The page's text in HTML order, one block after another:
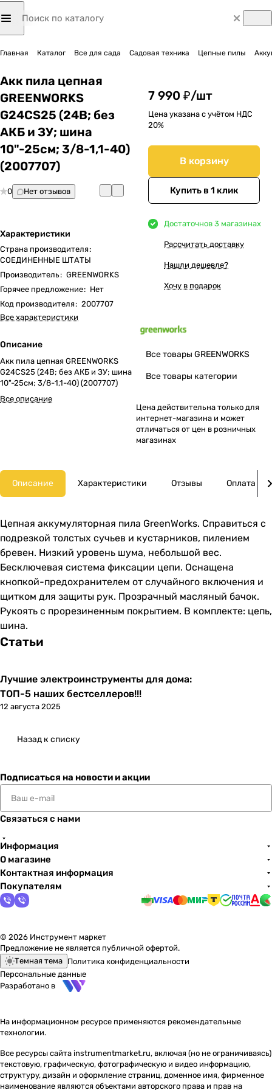
Главная Каталог Все для сада Садовая техника Цепные пилы
Акк пила цепная
GREENWORKS
G24CS25 (24В; без
АКБ и ЗУ; шина
10"-25см; 3/8-1,1-40)
(2007707)
0 Нет отзывов
Характеристики
Страна производителя:
СОЕДИНЕННЫЕ ШТАТЫ
Производитель: GREENWORKS
Горячее предложение: Нет
Код производителя: 2007707
Все характеристики
Описание
Акк пила цепная GREENWORKS
G24CS25 (24В; без АКБ и ЗУ; шина
10"-25см; 3/8-1,1-40) (2007707)
Все описание
7 990 ₽/шт
Цена указана с учётом НДС
20%
В корзину
Купить в 1 клик
Достаточнов 3 магазинах
Рассчитать доставку
Нашли дешевле?
Хочу в подарок
Все товары GREENWORKS
Все товары категории
Цена действительна только для
интернет-магазина и может
отличаться от цен в розничных
магазинах
Описание Характеристики Отзывы Оплата
Цепная аккумуляторная пила GreenWorks. Справиться с
подрезкой толстых сучьев и кустарников, пилением
бревен. Низкий уровень шума, небольшой вес.
Бесключевая система фиксации цепи. Оснащена
кнопкой-предохранителем от случайного включения и
щитком для защиты рук. Прозрачный масляный бачок.
Рукоять с прорезиненным покрытием. В комплекте: цепь,
шина.
Статьи
Лучшие электроинструменты для дома:
ТОП-5 наших бестселлеров!!!
12 августа 2025
Назад к списку
Подписаться на новости и акции
Связаться с нами
Информация
О магазине
Контактная информация
Покупателям
© 2026 Инструмент маркет
Предложение не является публичной офертой.
Темная тема Политика конфиденциальности
Персональные данные
Разработано в
На информационном ресурсе применяются рекомендательные
технологии.
Все ресурсы сайта instrumentmarket.ru, включая (но не ограничиваясь)
текстовую, графическую, фотографическую и видео информацию,
структуру, дизайн и оформление страниц, доменное имя, фирменное
наименование являются объектами авторского права и прав на